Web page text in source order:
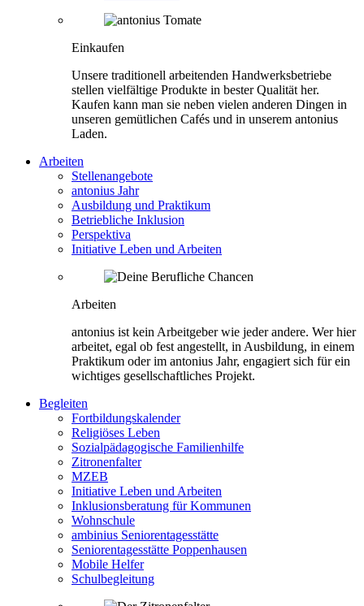
Einkaufen
Unsere traditionell arbeitenden Handwerksbetriebe
stellen vielfältige Produkte in bester Qualität her.
Kaufen kann man sie neben vielen anderen Dingen in
unseren gemütlichen Cafés und in unserem antonius
Laden.
Arbeiten
Stellenangebote
antonius Jahr
Ausbildung und Praktikum
Betriebliche Inklusion
Perspektiva
Initiative Leben und Arbeiten
Arbeiten
antonius ist kein Arbeitgeber wie jeder andere. Wer hier
arbeitet, egal ob fest angestellt, in Ausbildung, in einem
Praktikum oder im antonius Jahr, engagiert sich für ein
wichtiges gesellschaftliches Projekt.
Begleiten
Fortbildungskalender
Religiöses Leben
Sozialpädagogische Familienhilfe
Zitronenfalter
MZEB
Initiative Leben und Arbeiten
Inklusionsberatung für Kommunen
Wohnschule
ambinius Seniorentagesstätte
Seniorentagesstätte Poppenhausen
Mobile Helfer
Schulbegleitung